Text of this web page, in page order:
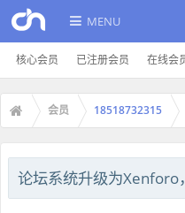
MENU
核心会员 已注册会员 在线会
会员 18518732315
论坛系统升级为Xenforo